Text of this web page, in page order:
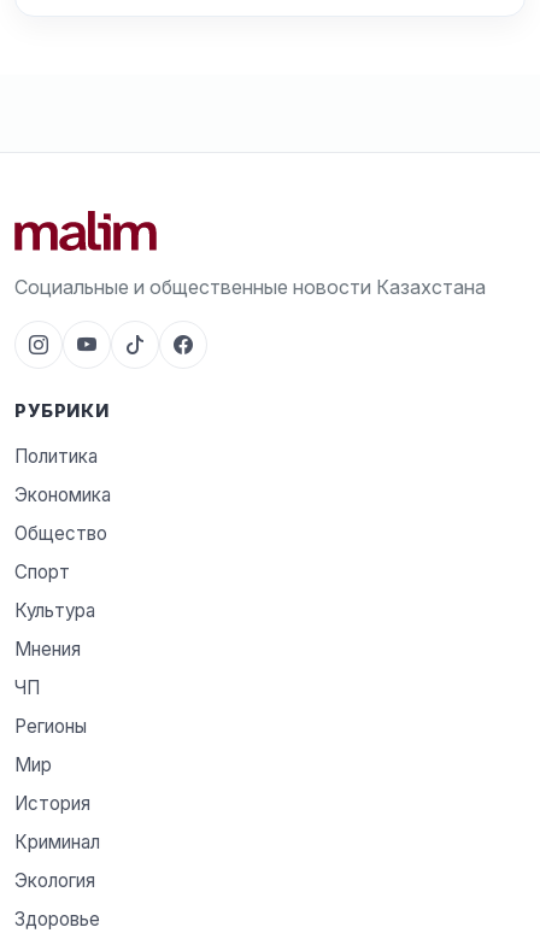
Социальные и общественные новости Казахстана
РУБРИКИ
Политика
Экономика
Общество
Спорт
Культура
Мнения
ЧП
Регионы
Мир
История
Криминал
Экология
Здоровье